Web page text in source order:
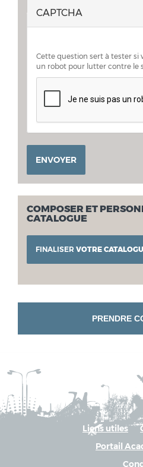
CAPTCHA
Cette question sert à tester si
un robot pour lutter contre le
ENVOYER
COMPOSER ET
CATALOGUE
FINALISER VOTRE
PRENDRE
Liens utiles
Portail